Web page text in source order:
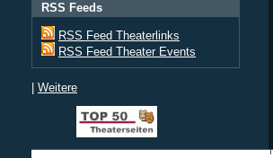
RSS Feeds
RSS Feed Theaterlinks
RSS Feed Theater Events
| Weitere